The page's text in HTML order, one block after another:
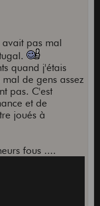
pas mal
quand j'étais
de gens assez
pas. C'est
et de
joués à
fous ....